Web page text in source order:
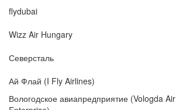
flydubai
Wizz Air Hungary
Северсталь
Ай Флай (I Fly Airlines)
Вологодское авиапредприятие (Vologda Air